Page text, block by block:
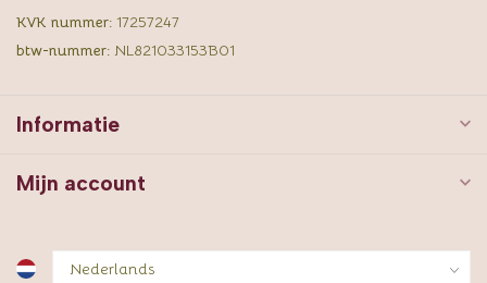
KVK nummer: 17257247
btw-nummer: NL821033153B01
Informatie
Mijn account